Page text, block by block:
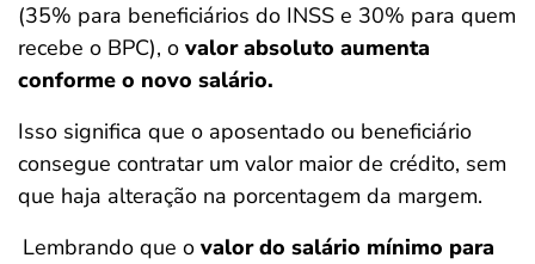
(35% para beneficiários do INSS e 30% para quem
recebe o BPC), o valor absoluto aumenta
conforme o novo salário.
Isso significa que o aposentado ou beneficiário
consegue contratar um valor maior de crédito, sem
que haja alteração na porcentagem da margem.
Lembrando que o valor do salário mínimo para